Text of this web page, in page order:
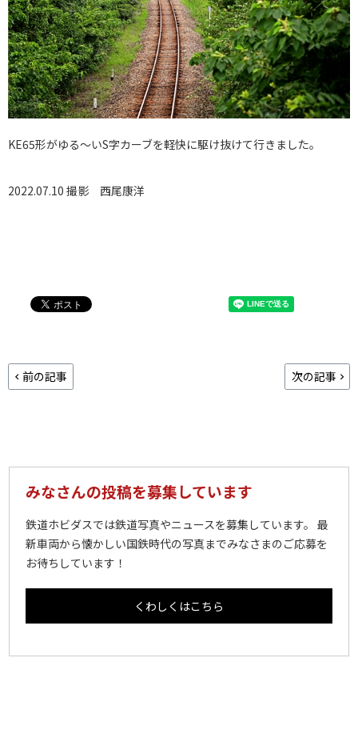
KE65形がゆる～いS字カーブを軽快に駆け抜けて行きました。
2022.07.10 撮影 西尾康洋
前の記事 次の記事
みなさんの投稿を募集しています
鉄道ホビダスでは鉄道写真やニュースを募集しています。 最
新車両から懐かしい国鉄時代の写真までみなさまのご応募を
お待ちしています！
くわしくはこちら